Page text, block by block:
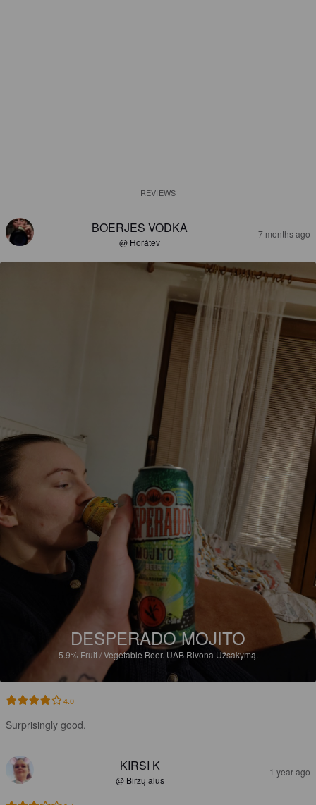
REVIEWS
BOERJES VODKA
@ Hořátev
7 months ago
DESPERADO MOJITO
5.9% Fruit / Vegetable Beer. UAB Rivona Užsakymą.
4.0
Surprisingly good.
KIRSI K
@ Biržų alus
1 year ago